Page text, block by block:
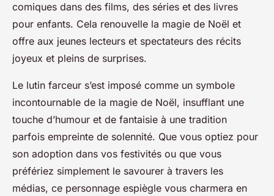
comiques dans des films, des séries et des livres
pour enfants. Cela renouvelle la magie de Noël et
offre aux jeunes lecteurs et spectateurs des récits
joyeux et pleins de surprises.
Le lutin farceur s’est imposé comme un symbole
incontournable de la magie de Noël, insufflant une
touche d’humour et de fantaisie à une tradition
parfois empreinte de solennité. Que vous optiez pour
son adoption dans vos festivités ou que vous
préfériez simplement le savourer à travers les
médias, ce personnage espiègle vous charmera en